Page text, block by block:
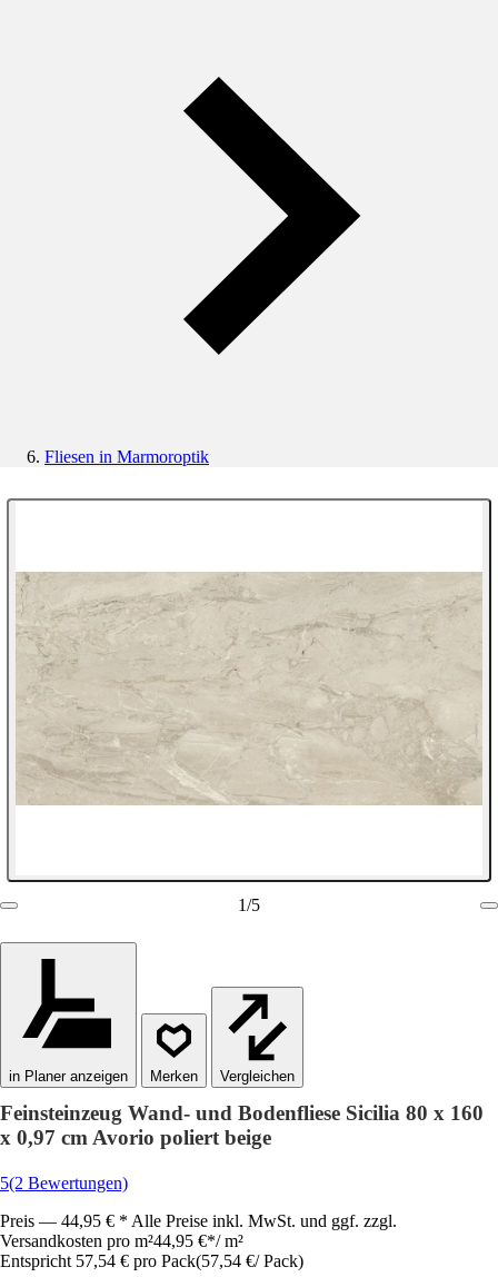
Fliesen in Marmoroptik
1/5
in Planer anzeigen Vergleichen
Feinsteinzeug Wand- und Bodenfliese Sicilia 80 x 160
x 0,97 cm Avorio poliert beige
5(2 Bewertungen)
Preis — 44,95 € * Alle Preise inkl. MwSt. und ggf. zzgl.
Versandkosten pro m²44,95 €*/ m²
Entspricht 57,54 € pro Pack(57,54 €/ Pack)